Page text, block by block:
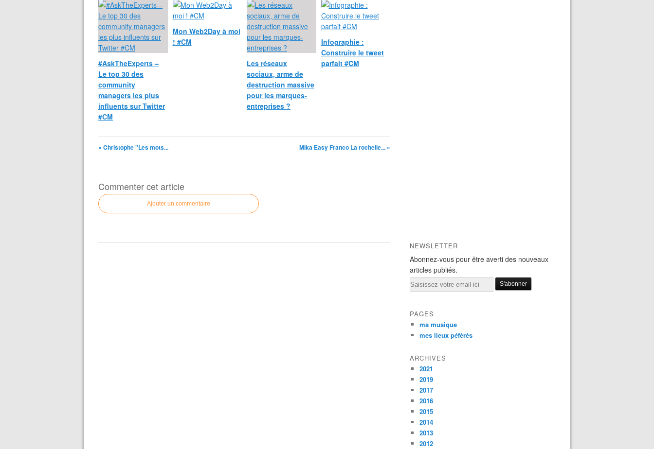
#AskTheExperts –
Le top 30 des
community
managers les plus
influents sur Twitter
#CM
Mon Web2Day à moi
! #CM
Les réseaux
sociaux, arme de
destruction massive
pour les marques-
entreprises ?
Infographie :
Construire le tweet
parfait #CM
« Christophe "Les mots... Mika Easy Franco La rochelle... »
Commenter cet article
Ajouter un commentaire
NEWSLETTER
Abonnez-vous pour être averti des nouveaux
articles publiés.
Email
PAGES
ma musique
mes lieux péférés
ARCHIVES
2021
2019
2017
2016
2015
2014
2013
2012